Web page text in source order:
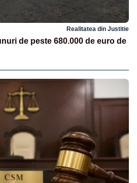
Realitatea din Justitie
de peste 680.000 de euro de